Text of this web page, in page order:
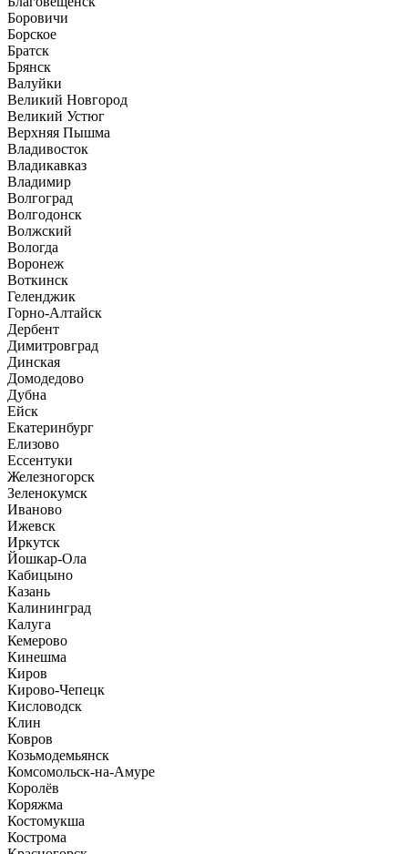
Боровичи
Борское
Братск
Брянск
Валуйки
Великий Новгород
Великий Устюг
Верхняя Пышма
Владивосток
Владикавказ
Владимир
Волгоград
Волгодонск
Волжский
Вологда
Воронеж
Воткинск
Геленджик
Горно-Алтайск
Дербент
Димитровград
Динская
Домодедово
Дубна
Ейск
Екатеринбург
Елизово
Ессентуки
Железногорск
Зеленокумск
Иваново
Ижевск
Иркутск
Йошкар-Ола
Кабицыно
Казань
Калининград
Калуга
Кемерово
Кинешма
Киров
Кирово-Чепецк
Кисловодск
Клин
Ковров
Козьмодемьянск
Комсомольск-на-Амуре
Королёв
Коряжма
Костомукша
Кострома